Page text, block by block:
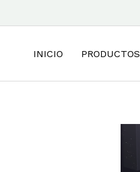
INICIO PRODUCTOS